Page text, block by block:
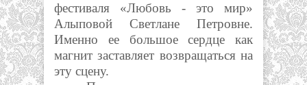
фестиваля «Любовь - это мир»
Алыповой Светлане Петровне.
Именно ее большое сердце как
магнит заставляет возвращаться на
эту сцену.